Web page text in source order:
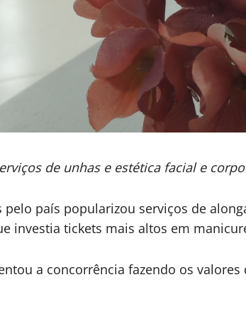
de unhas e estética facial e
país popularizou serviços de
investia tickets mais altos em
a concorrência fazendo os